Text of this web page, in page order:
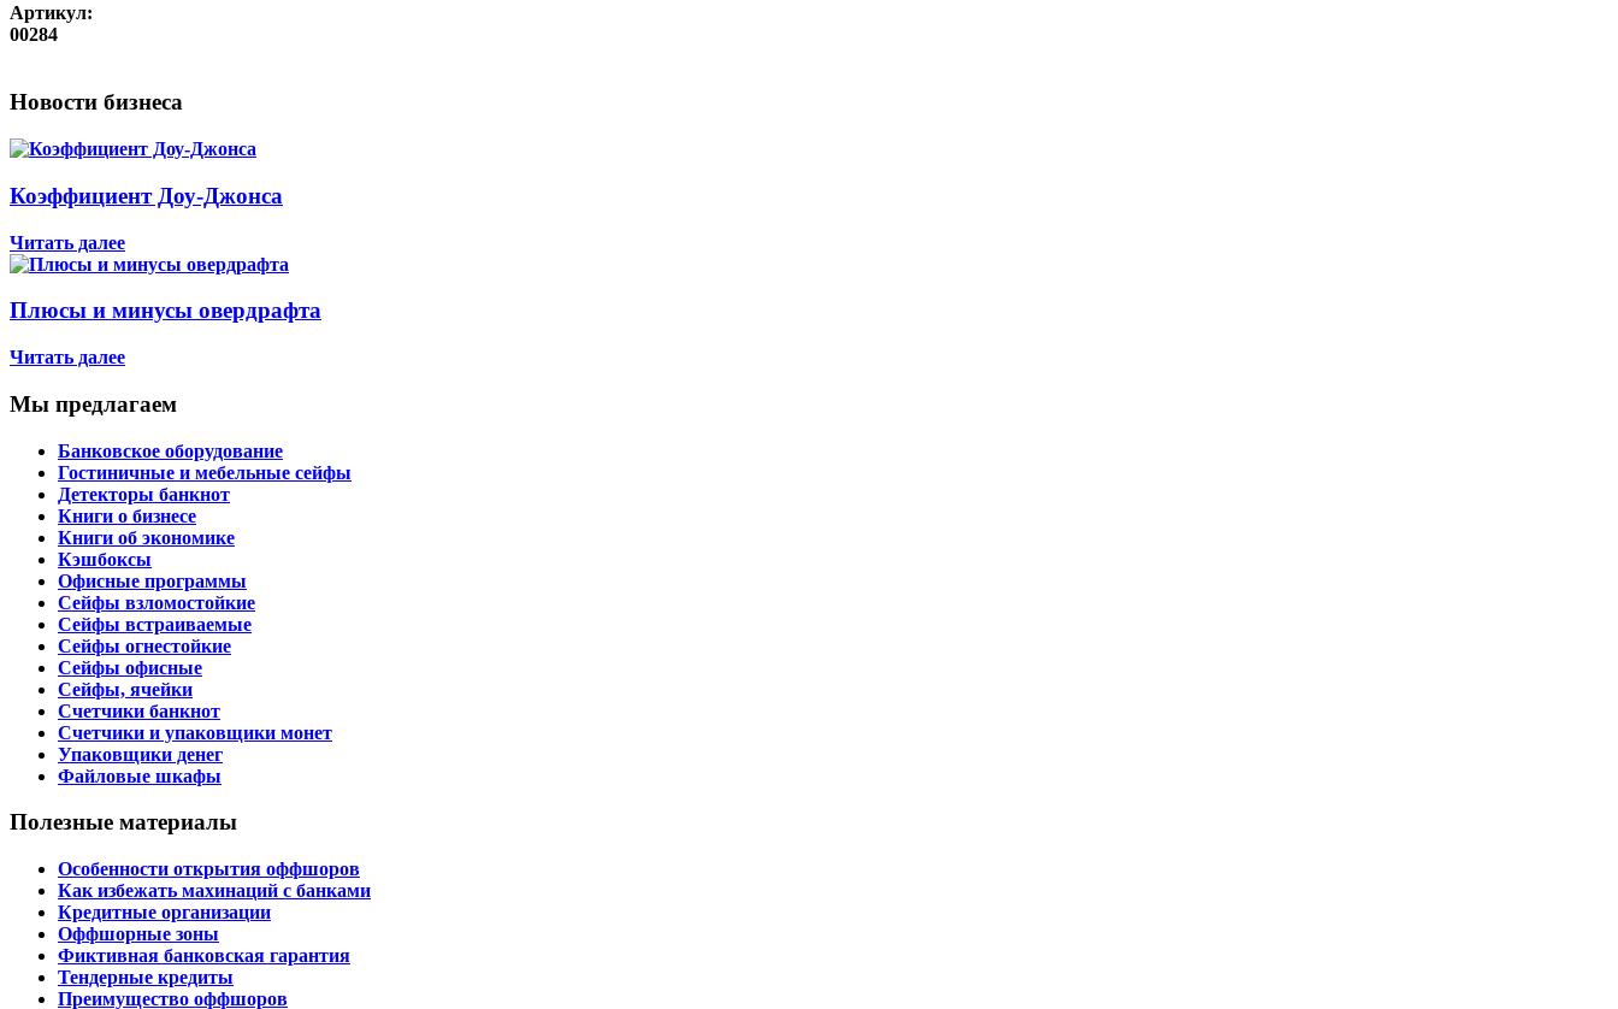
Артикул:
00284
Новости бизнеса
Коэффициент Доу-Джонса
Читать далее
Плюсы и минусы овердрафта
Читать далее
Мы предлагаем
Банковское оборудование
Гостиничные и мебельные сейфы
Детекторы банкнот
Книги о бизнесе
Книги об экономике
Кэшбоксы
Офисные программы
Сейфы взломостойкие
Сейфы встраиваемые
Сейфы огнестойкие
Сейфы офисные
Сейфы, ячейки
Счетчики банкнот
Счетчики и упаковщики монет
Упаковщики денег
Файловые шкафы
Полезные материалы
Особенности открытия оффшоров
Как избежать махинаций с банками
Кредитные организации
Оффшорные зоны
Фиктивная банковская гарантия
Тендерные кредиты
Преимущество оффшоров